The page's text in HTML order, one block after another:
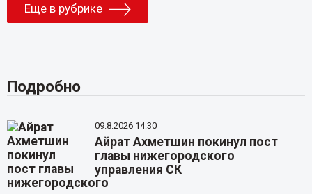
Еще в рубрике
Подробно
09.8.2026 14:30
Айрат Ахметшин покинул пост
главы нижегородского
управления СК